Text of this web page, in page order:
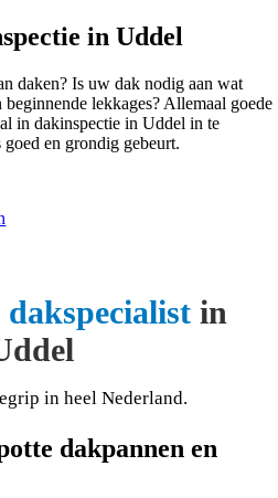
in Uddel
daken? Is uw dak nodig aan wat
lekkages? Allemaal goede
in dakinspectie in Uddel in te
en grondig gebeurt.
dakspecialist in
in heel Nederland.
dakpannen en